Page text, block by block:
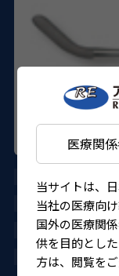
医療関
当サイトは、
当社の医療向
国外の医療関
供を目的とし
方は、閲覧を
AU-
DORC